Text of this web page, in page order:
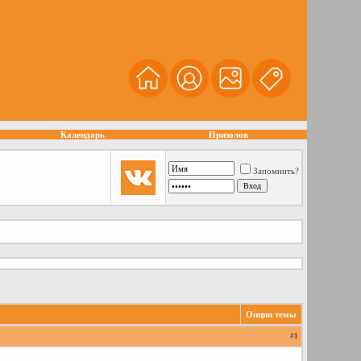
Календарь Призолов
Запомнить?
Опции темы
#1